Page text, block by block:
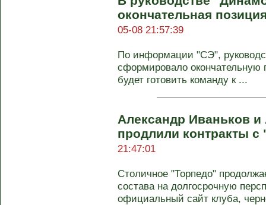
окончательная
05-08 21:57:39
По информации "СЭ",
сформировало окончательную
будет готовить команду к ...
Александр Иваньков
продлили контракты
21:47:01
Столичное "Торпедо"
состава на долгосрочную
официальный сайт клуба,